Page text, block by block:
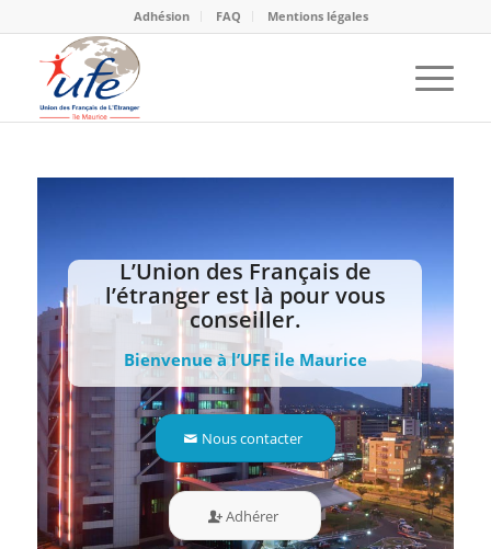
Adhésion FAQ Mentions légales
L’Union des Français de
l’étranger est là pour vous
conseiller.
Bienvenue à l’UFE ile Maurice
Nous contacter
Adhérer